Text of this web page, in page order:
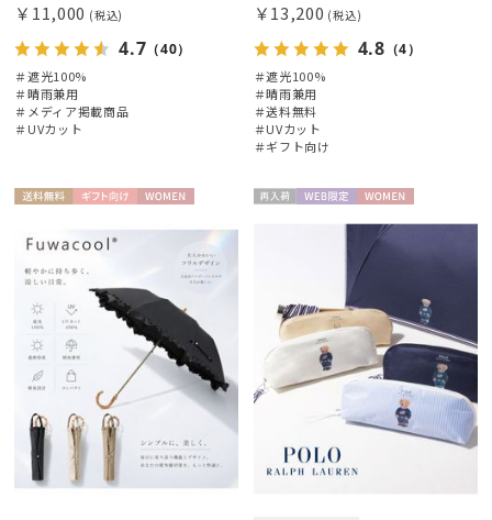
￥11,000 (税込)
4.7 （40）
＃遮光100%
＃晴雨兼用
＃メディア掲載商品
＃UVカット
￥13,200 (税込)
4.8 （4）
＃遮光100%
＃晴雨兼用
＃送料無料
＃UVカット
＃ギフト向け
料
向け